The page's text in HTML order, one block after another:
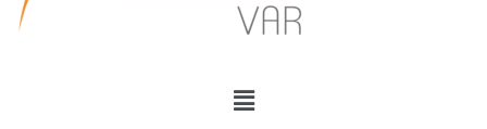
Menu